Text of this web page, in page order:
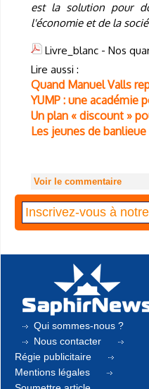
est la solution pour
l'économie et de la
Livre_blanc - Nos
Lire aussi :
Quand Manuel Valls
YUMP : une académie
Un plan « discount »
Les jeunes de
Voir le commentaire
Qui sommes-nous ?
Nous contacter
Régie publicitaire
Mentions légales